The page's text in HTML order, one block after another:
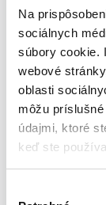
Na
sociálnych
súbory cookie.
webové
oblasti
môžu
údajmi, ktoré
keď ste
Štartovací kábel
Vďaka dĺžke 2,4
dokážu preniesť
naštartovanie
užitočný,
Prúd: 200 A